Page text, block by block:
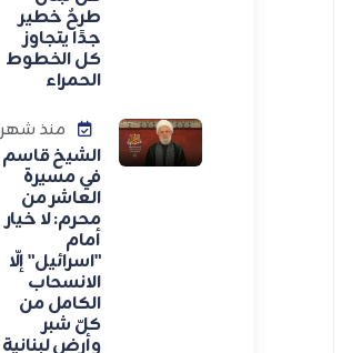
طرحٌ خطير
جدًا يتجاوز
كل الخطوط
الحمراء
منذ شهر
الشيخ قاسم
في مسيرة
العاشر من
محرم: لا خيار
أمام
"اسرائيل" إلّا
الانسحاب
الكامل من
كلّ شبر
وأرض لبنانية